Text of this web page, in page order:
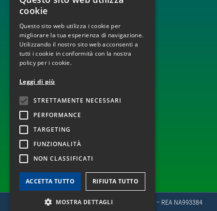
ENGINEERING, PROCUREMENT AND CONSTRUCTION
OPERATION AND MAINTENANCE
TECNOLOGIE
EOLICO
FOTOVOLTAICO
SEGUICI ANCHE SU
Copyright 2022 © PLC Spa | P.Iva e CF 05346630964 – REA NA993384
cookie
Questo sito web utilizza i cookie per
migliorare la tua esperienza di navigazione.
Utilizzando il nostro sito web acconsenti a
tutti i cookie in conformità con la nostra
policy per i cookie.
Leggi di più
STRETTAMENTE NECESSARI
PERFORMANCE
TARGETING
FUNZIONALITÀ
NON CLASSIFICATI
ACCETTA TUTTO RIFIUTA TUTTO
MOSTRA DETTAGLI